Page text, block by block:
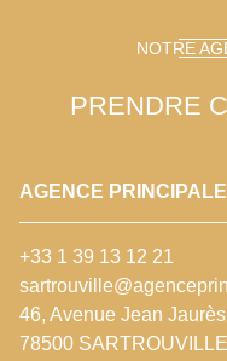
NOTRE
PRENDRE
AGENCE
+33 1 39 13 12 21
46, Avenue Jean
78500 SARTROUVILLE